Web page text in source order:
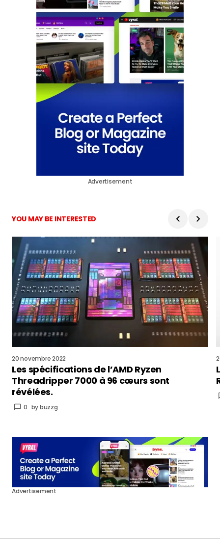
Advertisement
YOU MAY BE INTERESTED
20 novembre 2022
Les spécifications de l’AMD Ryzen
Threadripper 7000 à 96 cœurs sont
révélées.
0 bybuzzg
Advertisement